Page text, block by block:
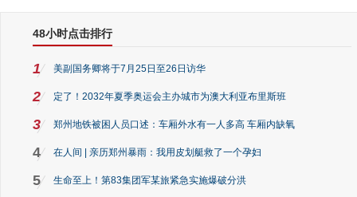
48小时点击排行
1 美副国务卿将于7月25日至26日访华
2 定了！2032年夏季奥运会主办城市为澳大利亚布里斯班
3 郑州地铁被困人员口述：车厢外水有一人多高 车厢内缺氧
4 在人间 | 亲历郑州暴雨：我用皮划艇救了一个孕妇
5 生命至上！第83集团军某旅紧急实施爆破分洪